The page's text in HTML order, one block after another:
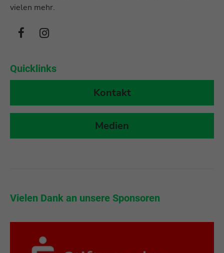
vielen mehr.
Quicklinks
Kontakt
Medien
Vielen Dank an unsere Sponsoren